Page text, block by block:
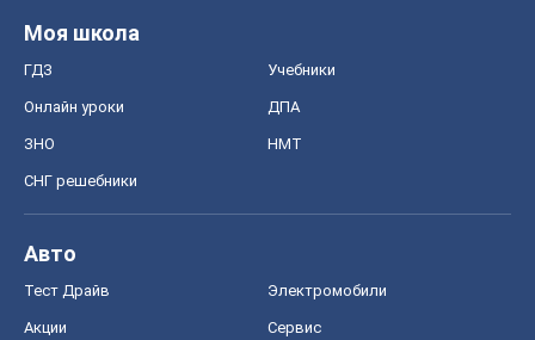
Моя школа
ГДЗ Учебники
Онлайн уроки ДПА
ЗНО НМТ
СНГ решебники
Авто
Тест Драйв Электромобили
Акции Сервис